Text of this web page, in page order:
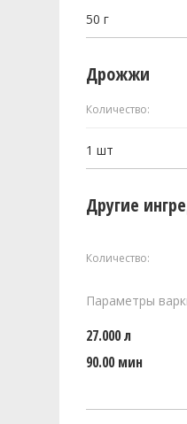
50г
Дрожжи
Количество:
1шт
Другие
Количество:
Параметры
27.000 л
90.00 мин